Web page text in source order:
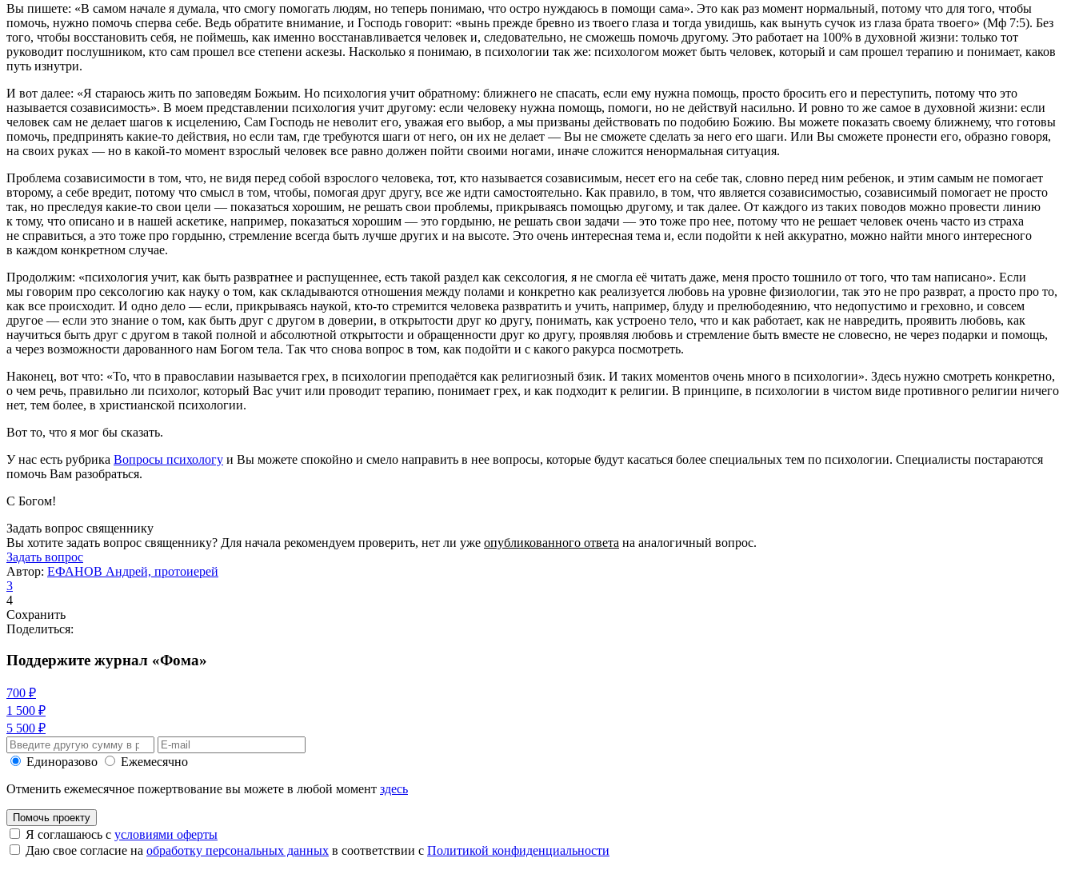
Вы пишете: «В самом начале я думала, что смогу помогать людям, но теперь понимаю, что остро нуждаюсь в помощи сама». Это как раз момент нормальный, потому что для того, чтобы
помочь, нужно помочь сперва себе. Ведь обратите внимание, и Господь говорит: «вынь прежде бревно из твоего глаза и тогда увидишь, как вынуть сучок из глаза брата твоего» (Мф 7:5). Без
того, чтобы восстановить себя, не поймешь, как именно восстанавливается человек и, следовательно, не сможешь помочь другому. Это работает на 100% в духовной жизни: только тот
руководит послушником, кто сам прошел все степени аскезы. Насколько я понимаю, в психологии так же: психологом может быть человек, который и сам прошел терапию и понимает, каков
путь изнутри.
И вот далее: «Я стараюсь жить по заповедям Божьим. Но психология учит обратному: ближнего не спасать, если ему нужна помощь, просто бросить его и переступить, потому что это
называется созависимость». В моем представлении психология учит другому: если человеку нужна помощь, помоги, но не действуй насильно. И ровно то же самое в духовной жизни: если
человек сам не делает шагов к исцелению, Сам Господь не неволит его, уважая его выбор, а мы призваны действовать по подобию Божию. Вы можете показать своему ближнему, что готовы
помочь, предпринять какие-то действия, но если там, где требуются шаги от него, он их не делает — Вы не сможете сделать за него его шаги. Или Вы сможете пронести его, образно говоря,
на своих руках — но в какой-то момент взрослый человек все равно должен пойти своими ногами, иначе сложится ненормальная ситуация.
Проблема созависимости в том, что, не видя перед собой взрослого человека, тот, кто называется созависимым, несет его на себе так, словно перед ним ребенок, и этим самым не помогает
второму, а себе вредит, потому что смысл в том, чтобы, помогая друг другу, все же идти самостоятельно. Как правило, в том, что является созависимостью, созависимый помогает не просто
так, но преследуя какие-то свои цели — показаться хорошим, не решать свои проблемы, прикрываясь помощью другому, и так далее. От каждого из таких поводов можно провести линию
к тому, что описано и в нашей аскетике, например, показаться хорошим — это гордыню, не решать свои задачи — это тоже про нее, потому что не решает человек очень часто из страха
не справиться, а это тоже про гордыню, стремление всегда быть лучше других и на высоте. Это очень интересная тема и, если подойти к ней аккуратно, можно найти много интересного
в каждом конкретном случае.
Продолжим: «психология учит, как быть развратнее и распущеннее, есть такой раздел как сексология, я не смогла её читать даже, меня просто тошнило от того, что там написано». Если
мы говорим про сексологию как науку о том, как складываются отношения между полами и конкретно как реализуется любовь на уровне физиологии, так это не про разврат, а просто про то,
как все происходит. И одно дело — если, прикрываясь наукой, кто-то стремится человека развратить и учить, например, блуду и прелюбодеянию, что недопустимо и греховно, и совсем
другое — если это знание о том, как быть друг с другом в доверии, в открытости друг ко другу, понимать, как устроено тело, что и как работает, как не навредить, проявить любовь, как
научиться быть друг с другом в такой полной и абсолютной открытости и обращенности друг ко другу, проявляя любовь и стремление быть вместе не словесно, не через подарки и помощь,
а через возможности дарованного нам Богом тела. Так что снова вопрос в том, как подойти и с какого ракурса посмотреть.
Наконец, вот что: «То, что в православии называется грех, в психологии преподаётся как религиозный бзик. И таких моментов очень много в психологии». Здесь нужно смотреть конкретно,
о чем речь, правильно ли психолог, который Вас учит или проводит терапию, понимает грех, и как подходит к религии. В принципе, в психологии в чистом виде противного религии ничего
нет, тем более, в христианской психологии.
Вот то, что я мог бы сказать.
У нас есть рубрика Вопросы психологу и Вы можете спокойно и смело направить в нее вопросы, которые будут касаться более специальных тем по психологии. Специалисты постараются
помочь Вам разобраться.
С Богом!
Задать вопрос священнику
Вы хотите задать вопрос священнику? Для начала рекомендуем проверить, нет ли уже опубликованного ответа на аналогичный вопрос.
Задать вопрос
Автор: ЕФАНОВ Андрей, протоиерей
3
4
Сохранить
Поделиться:
Поддержите журнал «Фома»
700 ₽
1 500 ₽
5 500 ₽
Единоразово
Ежемесячно
Отменить ежемесячное пожертвование вы можете в любой момент здесь
Помочь проекту
Я соглашаюсь с условиями оферты
Даю свое согласие на обработку персональных данных в соответствии с Политикой конфиденциальности